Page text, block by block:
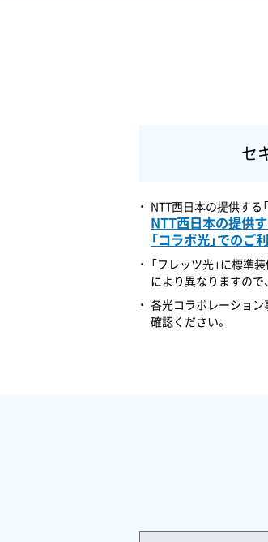
セ
NTT西日本の提供する
NTT西日本の提供
「コラボ光」での
「フレッツ光」に標準
により異なりますので
各光コラボレーション
確認ください。